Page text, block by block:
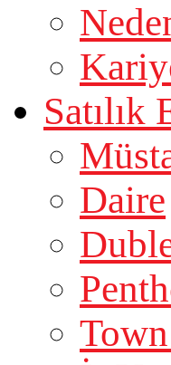
Satılık
Daire